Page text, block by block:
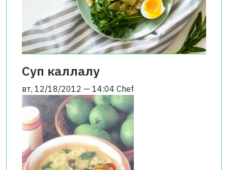
Суп каллалу
вт, 12/18/2012 — 14:04 Chef